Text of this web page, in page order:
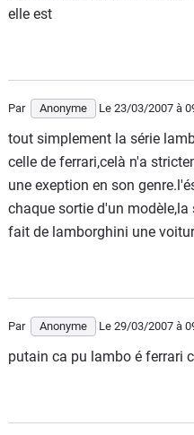
elle est
Par Anonyme Le 23/03/2007 à
tout simplement la série
celle de ferrari,celà n'a
une exeption en son
chaque sortie d'un
fait de lamborghini une
Par Anonyme Le 29/03/2007 à
putain ca pu lambo é ferrari